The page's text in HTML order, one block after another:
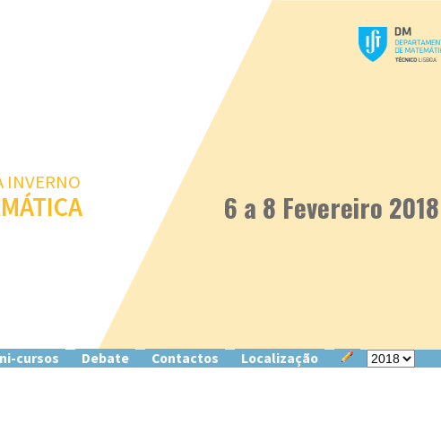
INVERNO
6 a 8 Fevereiro 2018
cursos Debate Contactos Localização